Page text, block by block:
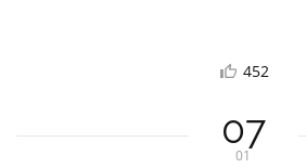
452
07
01